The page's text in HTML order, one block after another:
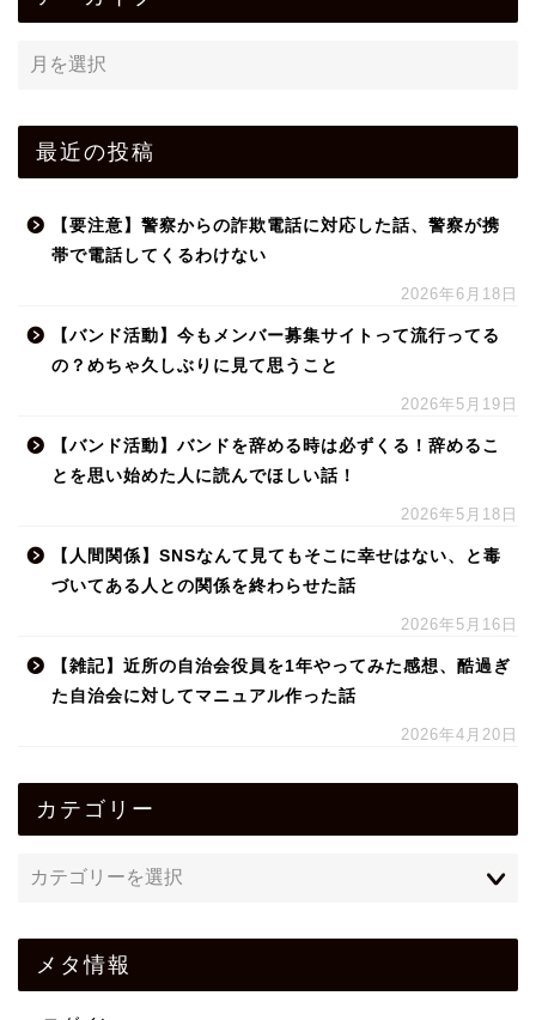
最近の投稿
【要注意】警察からの詐欺電話に対応した話、警察が携
帯で電話してくるわけない
2026年6月18日
【バンド活動】今もメンバー募集サイトって流行ってる
の？めちゃ久しぶりに見て思うこと
2026年5月19日
【バンド活動】バンドを辞める時は必ずくる！辞めるこ
とを思い始めた人に読んでほしい話！
2026年5月18日
【人間関係】SNSなんて見てもそこに幸せはない、と毒
づいてある人との関係を終わらせた話
2026年5月16日
【雑記】近所の自治会役員を1年やってみた感想、酷過ぎ
た自治会に対してマニュアル作った話
2026年4月20日
カテゴリー
メタ情報